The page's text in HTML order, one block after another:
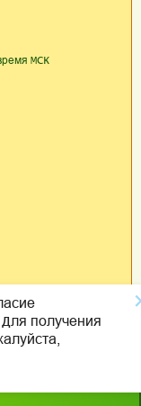
МСК
получения